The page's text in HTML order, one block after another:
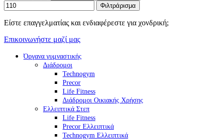
Φιλτράρισμα
Είστε επαγγελματίας και ενδιαφέρεστε για χονδρική;
Επικοινωνήστε μαζί μας
Όργανα γυμναστικής
Διάδρομοι
Technogym
Precor
Life Fitness
Διάδρομοι Οικιακής Χρήσης
Ελλειπτικά Στεπ
Life Fitness
Precor Ελλειπτικά
Technogym Ελλειπτικά